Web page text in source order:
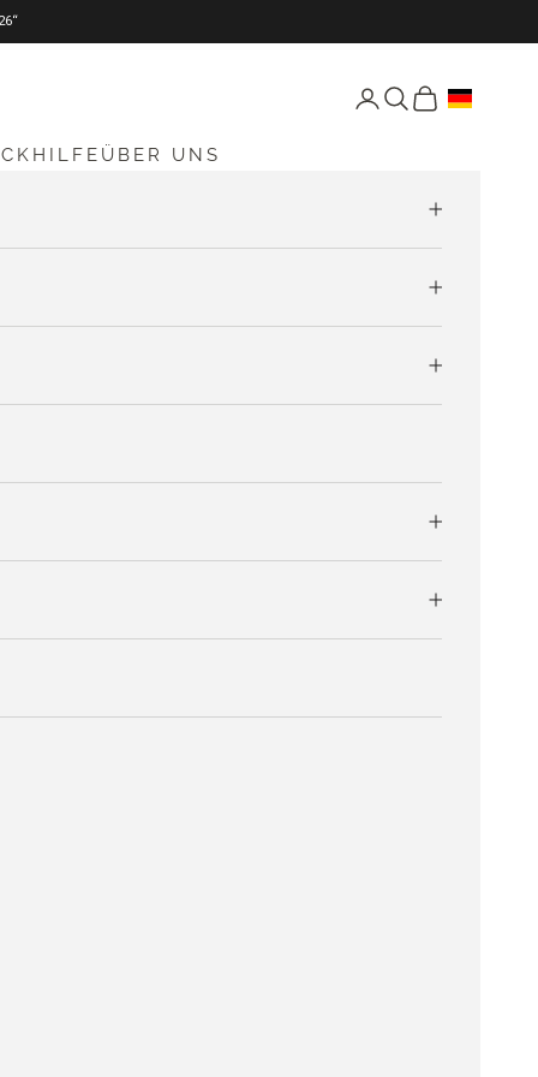
Seite Konto öffnen
Suche öffnen
Warenkorb
ÜBER UNS